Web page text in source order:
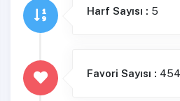
Harf Sayısı : 5
Favori Sayısı : 454